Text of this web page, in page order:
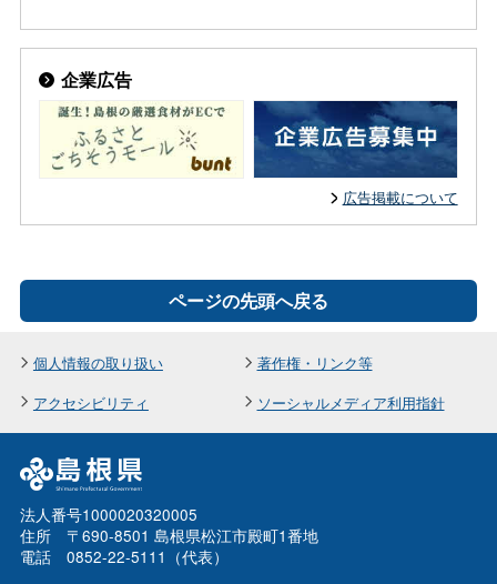
企業広告
広告掲載について
ページの先頭へ戻る
個人情報の取り扱い
著作権・リンク等
アクセシビリティ
ソーシャルメディア利用指針
法人番号1000020320005
住所 〒690-8501 島根県松江市殿町1番地
電話 0852-22-5111（代表）